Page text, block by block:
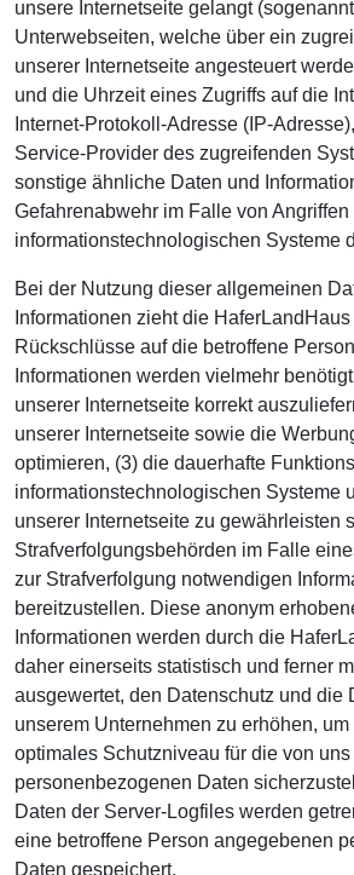
unsere Internetseite gelangt
Unterwebseiten, welche über ein
unserer Internetseite angesteuert
und die Uhrzeit eines Zugriffs auf die
Internet-Protokoll-Adresse (IP-
Service-Provider des zugreifenden
sonstige ähnliche Daten und
Gefahrenabwehr im Falle von Angriffen
informationstechnologischen Systeme
Bei der Nutzung dieser allgemeinen
Informationen zieht die
Rückschlüsse auf die betroffene
Informationen werden vielmehr
unserer Internetseite korrekt
unserer Internetseite sowie die
optimieren, (3) die dauerhafte
informationstechnologischen Systeme
unserer Internetseite zu gewährleisten
Strafverfolgungsbehörden im Falle
zur Strafverfolgung notwendigen
bereitzustellen. Diese anonym
Informationen werden durch die
daher einerseits statistisch und ferner
ausgewertet, den Datenschutz und die
unserem Unternehmen zu erhöhen,
optimales Schutzniveau für die von
personenbezogenen Daten
Daten der Server-Logfiles werden
eine betroffene Person angegebenen
Daten gespeichert.